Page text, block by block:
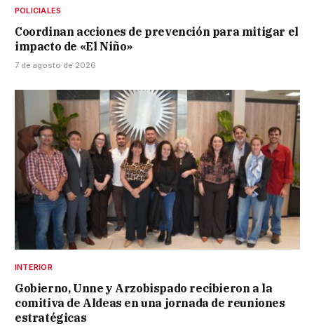
POLICIALES
Coordinan acciones de prevención para mitigar el
impacto de «El Niño»
7 de agosto de 2026
INTERIOR
Gobierno, Unne y Arzobispado recibieron a la
comitiva de Aldeas en una jornada de reuniones
estratégicas